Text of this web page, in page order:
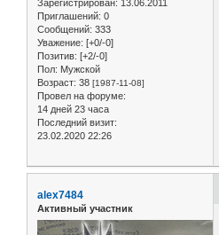
Зарегистрирован: 13.06.2011
Приглашений: 0
Сообщений: 333
Уважение: [+0/-0]
Позитив: [+2/-0]
Пол: Мужской
Возраст: 38 [1987-11-08]
Провел на форуме:
14 дней 23 часа
Последний визит:
23.02.2020 22:26
alex7484
Активный участник